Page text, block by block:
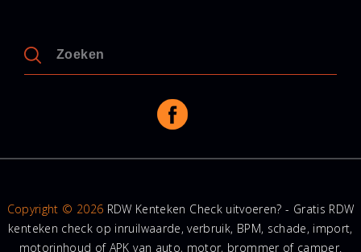
Copyright © 2026 RDW Kenteken Check uitvoeren? - Gratis RDW
kenteken check op inruilwaarde, verbruik, BPM, schade, import,
motorinhoud of APK van auto, motor, brommer of camper.